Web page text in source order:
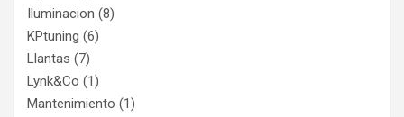
Iluminacion (8)
KPtuning (6)
Llantas (7)
Lynk&Co (1)
Mantenimiento (1)